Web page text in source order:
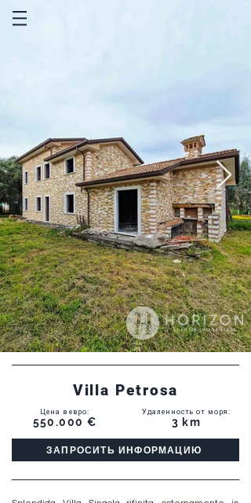
Villa Petrosa
Цена в евро:
550.000 €
Удаленность от моря :
3 km
ЗАПРОСИТЬ ИНФОРМАЦИЮ